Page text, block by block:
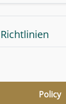
Richtlinien
Policy